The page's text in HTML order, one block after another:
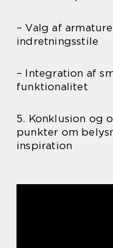
– Valg af
indretningsstile
– Integration af
funktionalitet
5. Konklusion og
punkter om
inspiration